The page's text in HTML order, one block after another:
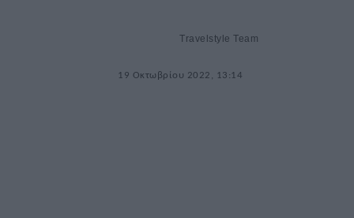
Travelstyle Team
19 Οκτωβρίου 2022, 13:14